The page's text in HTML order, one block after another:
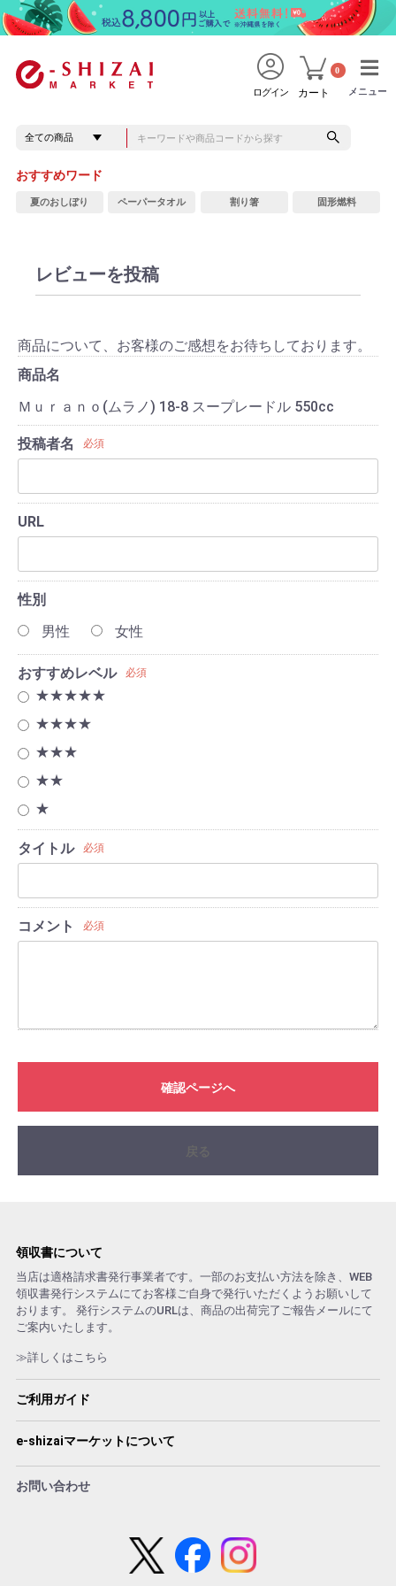
メニュー
メニュー
ログイン カート
0
おすすめワード
夏のおしぼり ペーパータオル 割り箸 固形燃料
レビューを投稿
商品について、お客様のご感想をお待ちしております。
商品名
Ｍｕｒａｎｏ(ムラノ) 18-8 スープレードル 550cc
投稿者名 必須
URL
性別
男性
女性
おすすめレベル 必須
★★★★★
★★★★
★★★
★★
★
タイトル 必須
コメント 必須
確認ページへ
領収書について
当店は適格請求書発行事業者です。一部のお支払い方法を除き、WEB
領収書発行システムにてお客様ご自身で発行いただくようお願いして
おります。 発行システムのURLは、商品の出荷完了ご報告メールにて
ご案内いたします。
≫詳しくはこちら
ご利用ガイド
e-shizaiマーケットについて
お問い合わせ